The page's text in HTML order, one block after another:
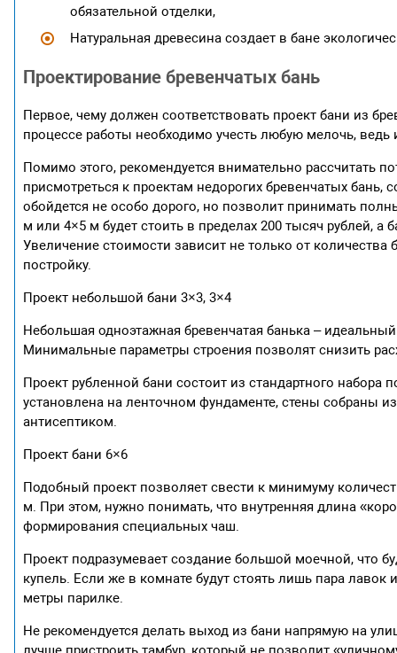
обязательной отделки,
Натуральная древесина создает в бане
Проектирование бревенчатых бань
Первое, чему должен соответствовать проект бани из
процессе работы необходимо учесть любую мелочь,
Помимо этого, рекомендуется внимательно рассчитать
присмотреться к проектам недорогих бревенчатых
обойдется не особо дорого, но позволит принимать
м или 4×5 м будет стоить в пределах 200 тысяч рублей,
Увеличение стоимости зависит не только от
постройку.
Проект небольшой бани 3×3, 3×4
Небольшая одноэтажная бревенчатая банька –
Минимальные параметры строения позволят снизить
Проект рубленной бани состоит из стандартного
установлена на ленточном фундаменте, стены собраны
антисептиком.
Проект бани 6×6
Подобный проект позволяет свести к минимуму
м. При этом, нужно понимать, что внутренняя длина
формирования специальных чаш.
Проект подразумевает создание большой моечной, что
купель. Если же в комнате будут стоять лишь пара
метры парилке.
Не рекомендуется делать выход из бани напрямую на